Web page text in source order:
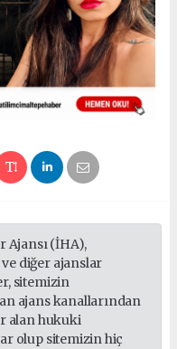
Ajansı (İHA),
diğer ajanslar
sitemizin
ajans kanallarından
alan hukuki
olup sitemizin hiç